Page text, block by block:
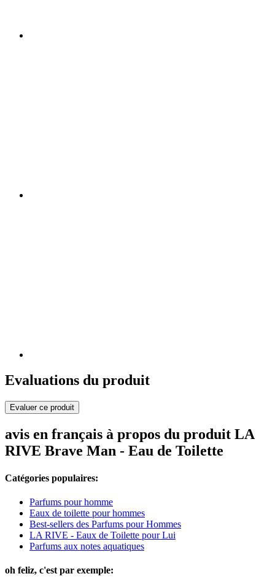
Evaluations du produit
Evaluer ce produit
avis en français à propos du produit LA
RIVE Brave Man - Eau de Toilette
Catégories populaires:
Parfums pour homme
Eaux de toilette pour hommes
Best-sellers des Parfums pour Hommes
LA RIVE - Eaux de Toilette pour Lui
Parfums aux notes aquatiques
oh feliz, c'est par exemple: